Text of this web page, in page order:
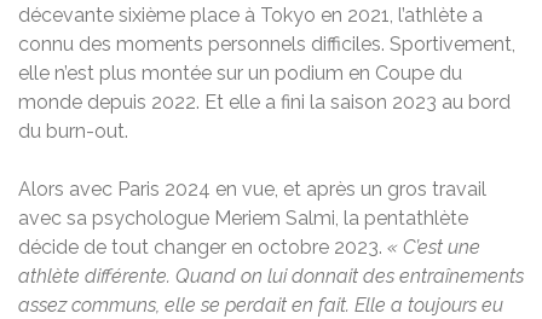
décevante sixième place à Tokyo en 2021, l’athlète a
connu des moments personnels difficiles. Sportivement,
elle n’est plus montée sur un podium en Coupe du
monde depuis 2022. Et elle a fini la saison 2023 au bord
du burn-out.
Alors avec Paris 2024 en vue, et après un gros travail
avec sa psychologue Meriem Salmi, la pentathlète
décide de tout changer en octobre 2023. « C’est une
athlète différente. Quand on lui donnait des entraînements
assez communs, elle se perdait en fait. Elle a toujours eu